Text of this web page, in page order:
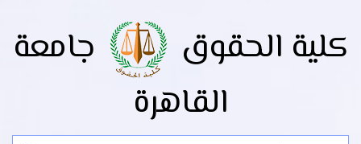
كلية الحقوق
جامعة
القاهرة